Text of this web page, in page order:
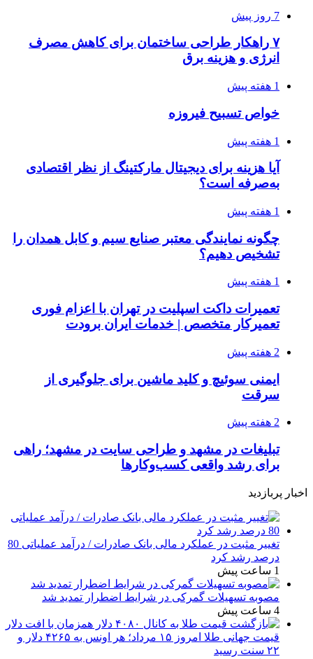
7 روز پیش
۷ راهکار طراحی ساختمان برای کاهش مصرف
انرژی و هزینه برق
1 هفته پیش
خواص تسبیح فیروزه
1 هفته پیش
آیا هزینه برای دیجیتال مارکتینگ از نظر اقتصادی
به‌صرفه است؟
1 هفته پیش
چگونه نمایندگی معتبر صنایع سیم و کابل همدان را
تشخیص دهیم؟
1 هفته پیش
تعمیرات داکت اسپلیت در تهران با اعزام فوری
تعمیرکار متخصص | خدمات ایران برودت
2 هفته پیش
ایمنی سوئیچ و کلید ماشین برای جلوگیری از
سرقت
2 هفته پیش
تبلیغات در مشهد و طراحی سایت در مشهد؛ راهی
برای رشد واقعی کسب‌وکارها
اخبار پربازدید
تغییر مثبت در عملکرد مالی بانک صادرات / درآمد عملیاتی 80
درصد رشد کرد
1 ساعت پیش
مصوبه تسهیلات گمرکی در شرایط اضطرار تمدید شد
4 ساعت پیش
قیمت جهانی طلا امروز ۱۵ مرداد؛ هر اونس به ۴۲۶۵ دلار و
۲۲ سنت رسید